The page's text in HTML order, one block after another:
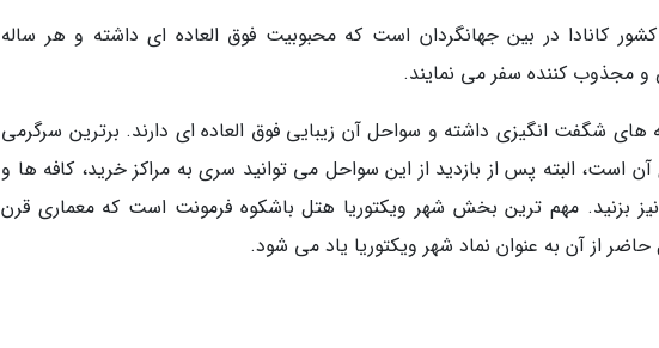
کانادا در بین جهانگردان است که محبوبیت فوق العاده ای داشته و هر ساله
مجذوب کننده سفر می نمایند.
شگفت انگیزی داشته و سواحل آن زیبایی فوق العاده ای دارند. برترین سرگرمی
آن است، البته پس از بازدید از این سواحل می توانید سری به مراکز خرید، کافه ها و
بزنید. مهم ترین بخش شهر ویکتوریا هتل باشکوه فرمونت است که معماری قرن
از آن به عنوان نماد شهر ویکتوریا یاد می شود.